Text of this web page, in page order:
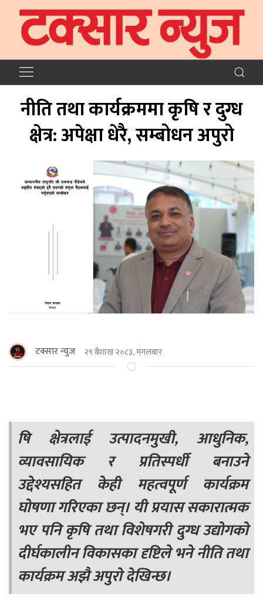
नीति तथा कार्यक्रममा कृषि र दुग्ध
क्षेत्र: अपेक्षा धेरै, सम्बोधन अपुरो
टक्सार न्युज २९ बैशाख २०८३, मंगलबार
षि क्षेत्रलाई उत्पादनमुखी, आधुनिक,
व्यावसायिक र प्रतिस्पर्धी बनाउने
उद्देश्यसहित केही महत्वपूर्ण कार्यक्रम
घोषणा गरिएका छन्। यी प्रयास सकारात्मक
भए पनि कृषि तथा विशेषगरी दुग्ध उद्योगको
दीर्घकालीन विकासका दृष्टिले भने नीति तथा
कार्यक्रम अझै अपुरो देखिन्छ।